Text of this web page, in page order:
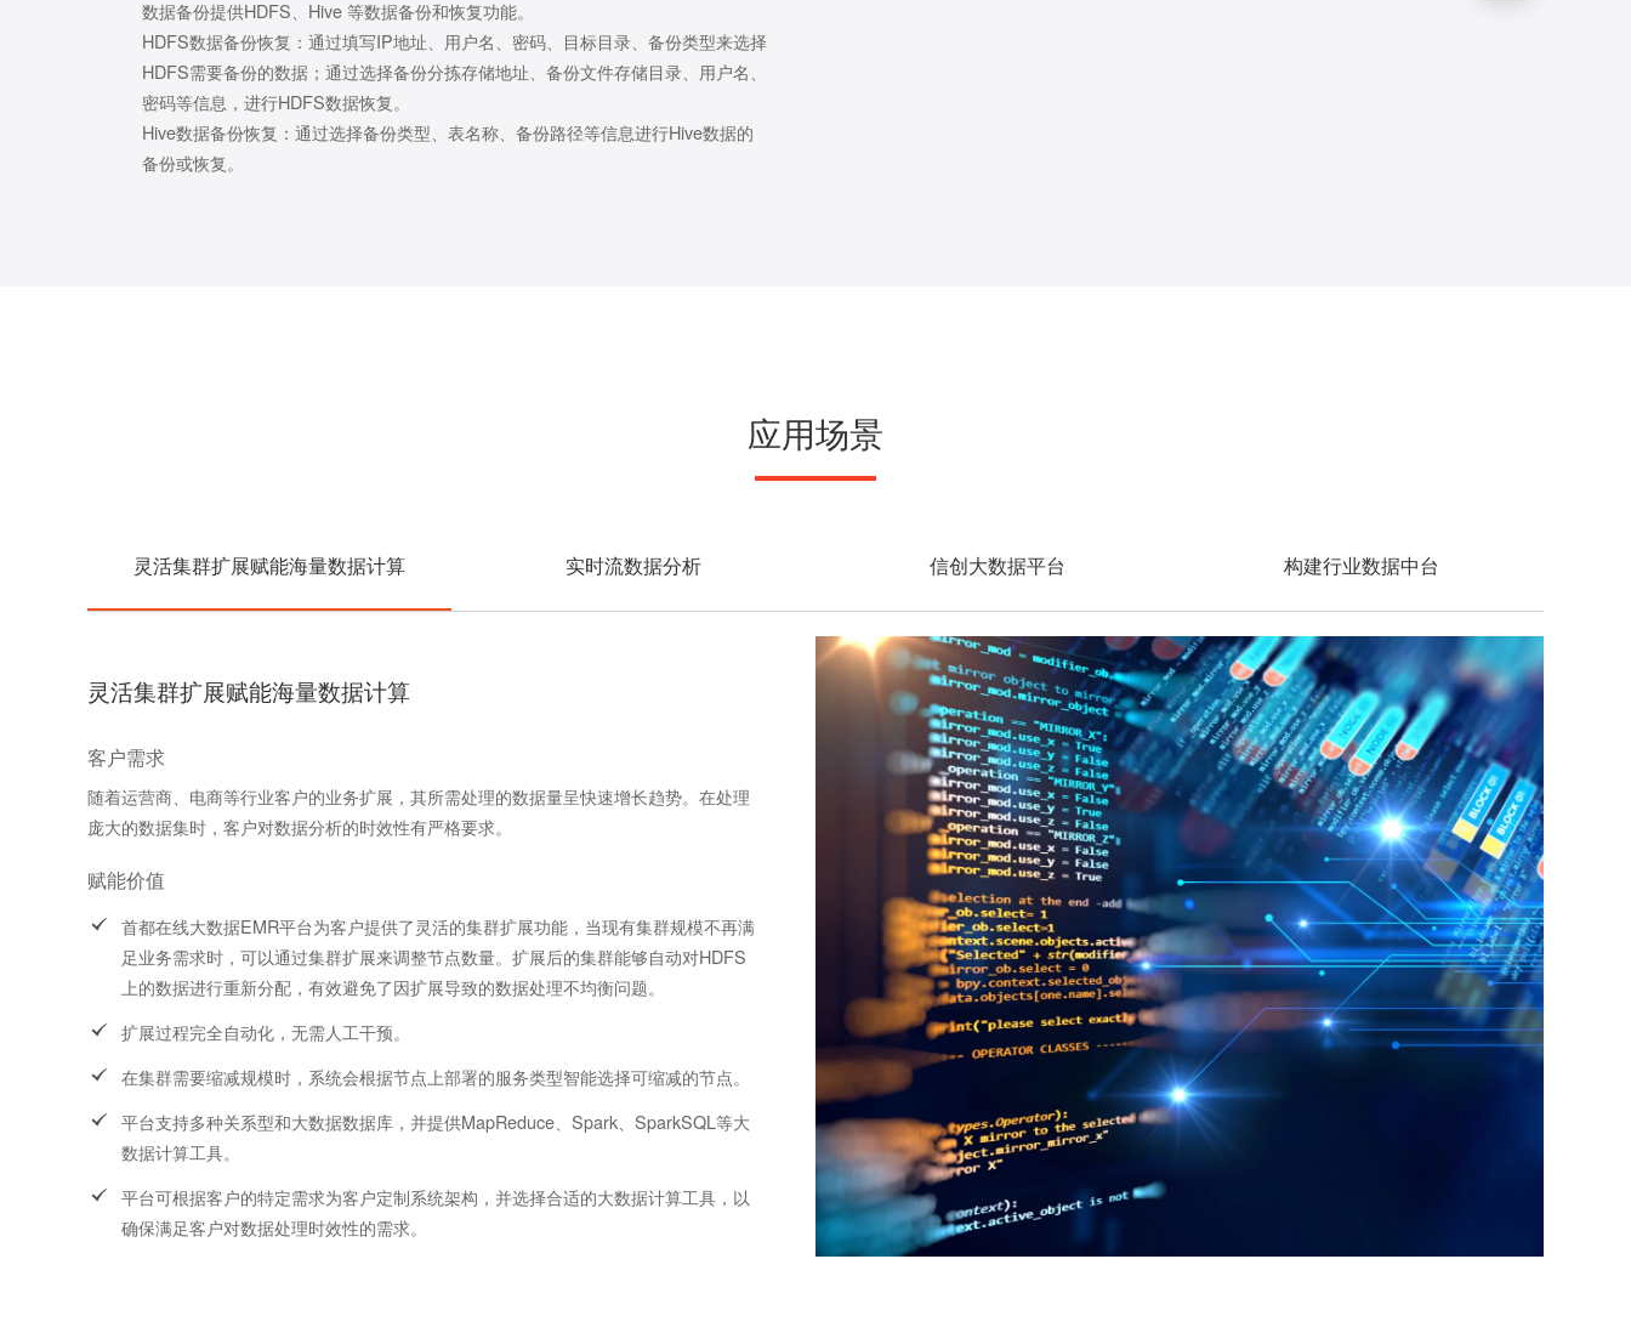
数据备份提供HDFS、Hive 等数据备份和恢复功能。
HDFS数据备份恢复：通过填写IP地址、用户名、密码、目标目录、备份类型来选择
HDFS需要备份的数据；通过选择备份分拣存储地址、备份文件存储目录、用户名、
密码等信息，进行HDFS数据恢复。
Hive数据备份恢复：通过选择备份类型、表名称、备份路径等信息进行Hive数据的
备份或恢复。
应用场景
灵活集群扩展赋能海量数据计算 实时流数据分析 信创大数据平台 构建行业数据中台
灵活集群扩展赋能海量数据计算
客户需求
随着运营商、电商等行业客户的业务扩展，其所需处理的数据量呈快速增长趋势。在处理
庞大的数据集时，客户对数据分析的时效性有严格要求。
赋能价值
首都在线大数据EMR平台为客户提供了灵活的集群扩展功能，当现有集群规模不再满
足业务需求时，可以通过集群扩展来调整节点数量。扩展后的集群能够自动对HDFS
上的数据进行重新分配，有效避免了因扩展导致的数据处理不均衡问题。
扩展过程完全自动化，无需人工干预。
在集群需要缩减规模时，系统会根据节点上部署的服务类型智能选择可缩减的节点。
平台支持多种关系型和大数据数据库，并提供MapReduce、Spark、SparkSQL等大
数据计算工具。
平台可根据客户的特定需求为客户定制系统架构，并选择合适的大数据计算工具，以
确保满足客户对数据处理时效性的需求。